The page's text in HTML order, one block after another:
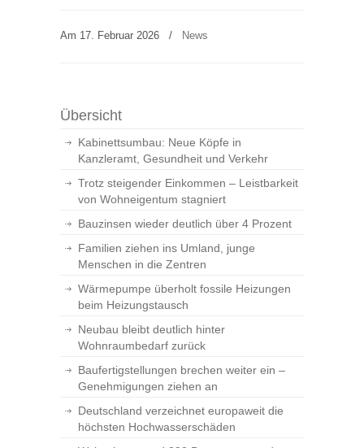
Am 17. Februar 2026 / News
Übersicht
Kabinettsumbau: Neue Köpfe in
Kanzleramt, Gesundheit und Verkehr
Trotz steigender Einkommen – Leistbarkeit
von Wohneigentum stagniert
Bauzinsen wieder deutlich über 4 Prozent
Familien ziehen ins Umland, junge
Menschen in die Zentren
Wärmepumpe überholt fossile Heizungen
beim Heizungstausch
Neubau bleibt deutlich hinter
Wohnraumbedarf zurück
Baufertigstellungen brechen weiter ein –
Genehmigungen ziehen an
Deutschland verzeichnet europaweit die
höchsten Hochwasserschäden